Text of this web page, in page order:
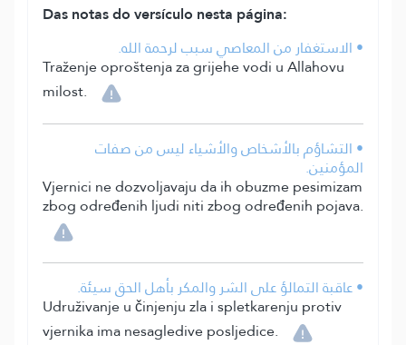
Das notas do versículo nesta página:
• الاستغفار من المعاصي سبب لرحمة الله.
Traženje oproštenja za grijehe vodi u Allahovu
milost.
• التشاؤم بالأشخاص والأشياء ليس من صفات
المؤمنين.
Vjernici ne dozvoljavaju da ih obuzme pesimizam
zbog određenih ljudi niti zbog određenih pojava.
• عاقبة التمالؤ على الشر والمكر بأهل الحق سيئة.
Udruživanje u činjenju zla i spletkarenju protiv
vjernika ima nesagledive posljedice.